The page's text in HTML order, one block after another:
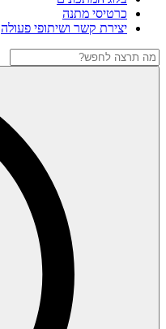
כרטיסי מתנה
יצירת קשר ושיתופי פעולה